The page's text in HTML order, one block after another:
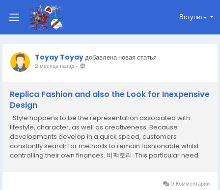
Вступить
Toyay Toyayдобавлена новая статья
2 месяца назад-
Replica Fashion and also the Look for Inexpensive
Design
Style happens to be the representation associated with
lifestyle, character, as well as creativeness. Because
developments develop in a quick speed, customers
constantly search for methods to remain fashionable whilst
controlling their own finances. 비팩토리 This particular need
0 Комментарии